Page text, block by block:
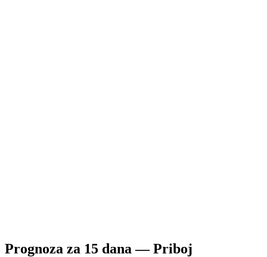
Prognoza za 15 dana —Priboj